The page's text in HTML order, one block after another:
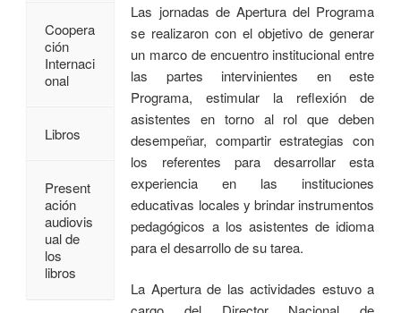
Las jornadas de Apertura del Programa
se realizaron con el objetivo de generar
un marco de encuentro institucional entre
las partes intervinientes en este
Programa, estimular la reflexión de
asistentes en torno al rol que deben
desempeñar, compartir estrategias con
los referentes para desarrollar esta
experiencia en las instituciones
educativas locales y brindar instrumentos
pedagógicos a los asistentes de idioma
para el desarrollo de su tarea.
La Apertura de las actividades estuvo a
Coopera
ción
Internaci
onal
Libros
Present
ación
audiovis
ual de
los
libros